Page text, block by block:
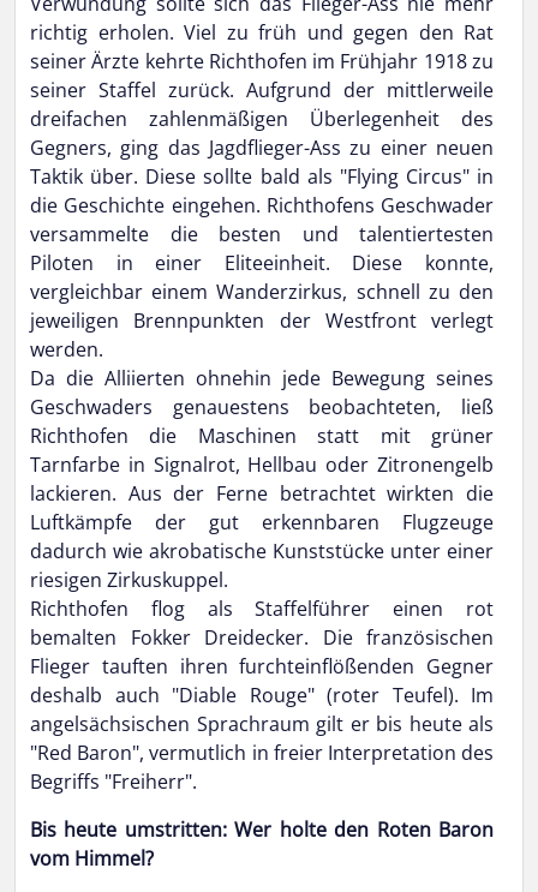
richtig erholen. Viel zu früh und gegen den Rat
seiner Ärzte kehrte Richthofen im Frühjahr 1918 zu
seiner Staffel zurück. Aufgrund der mittlerweile
dreifachen zahlenmäßigen Überlegenheit des
Gegners, ging das Jagdflieger-Ass zu einer neuen
Taktik über. Diese sollte bald als "Flying Circus" in
die Geschichte eingehen. Richthofens Geschwader
versammelte die besten und talentiertesten
Piloten in einer Eliteeinheit. Diese konnte,
vergleichbar einem Wanderzirkus, schnell zu den
jeweiligen Brennpunkten der Westfront verlegt
werden.
Da die Alliierten ohnehin jede Bewegung seines
Geschwaders genauestens beobachteten, ließ
Richthofen die Maschinen statt mit grüner
Tarnfarbe in Signalrot, Hellbau oder Zitronengelb
lackieren. Aus der Ferne betrachtet wirkten die
Luftkämpfe der gut erkennbaren Flugzeuge
dadurch wie akrobatische Kunststücke unter einer
riesigen Zirkuskuppel.
Richthofen flog als Staffelführer einen rot
bemalten Fokker Dreidecker. Die französischen
Flieger tauften ihren furchteinflößenden Gegner
deshalb auch "Diable Rouge" (roter Teufel). Im
angelsächsischen Sprachraum gilt er bis heute als
"Red Baron", vermutlich in freier Interpretation des
Begriffs "Freiherr".
Bis heute umstritten: Wer holte den Roten Baron
vom Himmel?